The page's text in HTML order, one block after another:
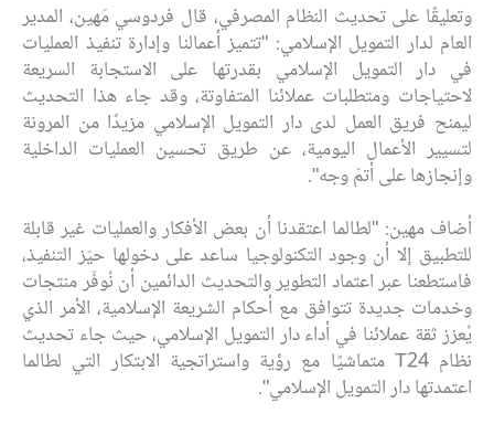
وتعليقًا على تحديث النظام المصرفي، قال فردوسي مَهين، المدير
العام لدار التمويل الإسلامي: "تتميز أعمالنا وإدارة تنفيذ العمليات
في دار التمويل الإسلامي بقدرتها على الاستجابة السريعة
لاحتياجات ومتطلبات عملائنا المتفاوتة، وقد جاء هذا التحديث
ليمنح فريق العمل لدى دار التمويل الإسلامي مزيدًا من المرونة
لتسيير الأعمال اليومية، عن طريق تحسين العمليات الداخلية
وإنجازها على أتمّ وجه".
أضاف مهين: "لطالما اعتقدنا أن بعض الأفكار والعمليات غير قابلة
للتطبيق إلا أن وجود التكنولوجيا ساعد على دخولها حيّز التنفيذ،
فاستطعنا عبر اعتماد التطوير والتحديث الدائمين أن نُوفّر منتجات
وخدمات جديدة تتوافق مع أحكام الشريعة الإسلامية، الأمر الذي
يُعزز ثقة عملائنا في أداء دار التمويل الإسلامي، حيث جاء تحديث
نظام T24
متماشيًا مع رؤية واستراتجية الابتكار التي لطالما
اعتمدتها دار التمويل الإسلامي".